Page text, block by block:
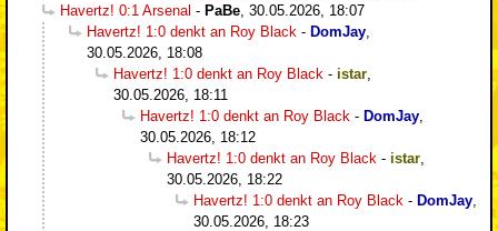
Havertz! 0:1 Arsenal - PaBe 30.05.2026, 18:07
Havertz! 1:0 denkt an Roy Black - DomJay
30.05.2026, 18:08
Havertz! 1:0 denkt an Roy Black - istar
30.05.2026, 18:11
Havertz! 1:0 denkt an Roy Black - DomJay
30.05.2026, 18:12
Havertz! 1:0 denkt an Roy Black - istar
30.05.2026, 18:22
Havertz! 1:0 denkt an Roy Black - DomJay
30.05.2026, 18:23